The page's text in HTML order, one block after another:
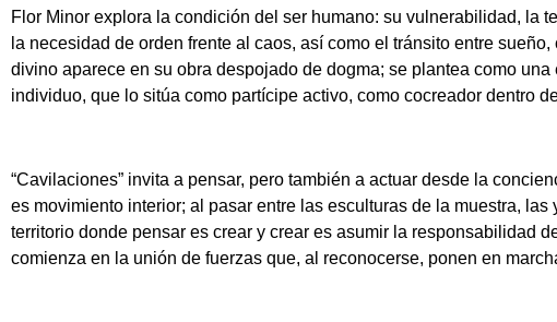
Flor Minor explora la condición del ser humano: su vulnerabilidad, la
la necesidad de orden frente al caos, así como el tránsito entre
divino aparece en su obra despojado de dogma; se plantea como
individuo, que lo sitúa como partícipe activo, como cocreador dentro
“Cavilaciones” invita a pensar, pero también a actuar desde la
es movimiento interior; al pasar entre las esculturas de la muestra, las
territorio donde pensar es crear y crear es asumir la responsabilidad
comienza en la unión de fuerzas que, al reconocerse, ponen en